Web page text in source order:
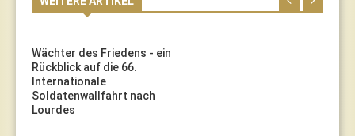
Wächter des Friedens - ein
Rückblick auf die 66.
Internationale
Soldatenwallfahrt nach
Lourdes